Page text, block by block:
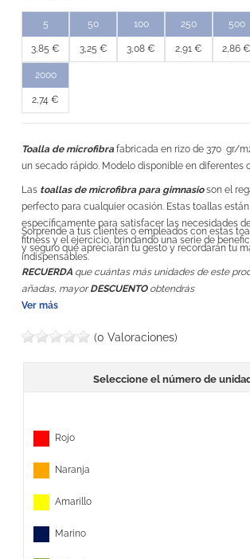
5
3,85 €
50
3,25 €
100
3,08 €
250
2,91 €
500
2,86 €
2000
2,74 €
Toalla de microfibrafabricada en rizo de 370 gr/
un secado rápido. Modelo disponible en diferentes
Las toallas de microfibra para gimnasio son el
perfecto para cualquier ocasión. Estas toallas
específicamente para satisfacer las necesidades
fitness y el ejercicio, brindando una serie de
indispensables.
Sorprende a tus clientes o empleados con estas
y seguro que apreciarán tu gesto y recordarán tu
RECUERDA que cuántas más unidades de este
añadas, mayorDESCUENTOobtendrás
Ver más
(0 Valoraciones)
Seleccione el número de
Rojo
Naranja
Amarillo
Marino